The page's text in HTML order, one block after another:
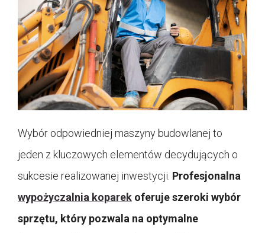
Wybór odpowiedniej maszyny budowlanej to
jeden z kluczowych elementów decydujących o
sukcesie realizowanej inwestycji. Profesjonalna
wypożyczalnia koparek oferuje szeroki wybór
sprzętu, który pozwala na optymalne